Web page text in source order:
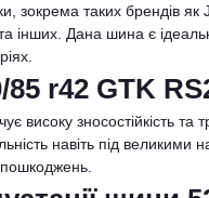
зокрема таких брендів
інших. Дана шина є
r42 GTK
високу зносостійкість та
навіть під великими